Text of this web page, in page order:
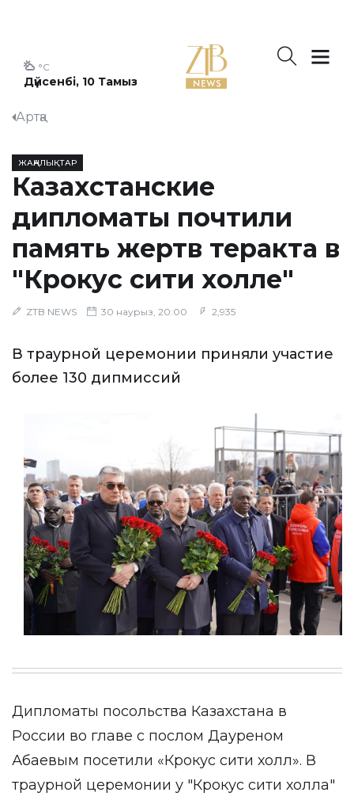
Дүйсенбі, 10 Тамыз
°C
Артқа
ЖАҢАЛЫҚТАР
Казахстанские
дипломаты почтили
память жертв теракта в
"Крокус сити холле"
ZTB NEWS 30 наурыз, 20:00 2,935
В траурной церемонии приняли участие
более 130 дипмиссий
Дипломаты посольства Казахстана в
России во главе с послом Дауреном
Абаевым посетили «Крокус сити холл». В
траурной церемонии у "Крокус сити холла"